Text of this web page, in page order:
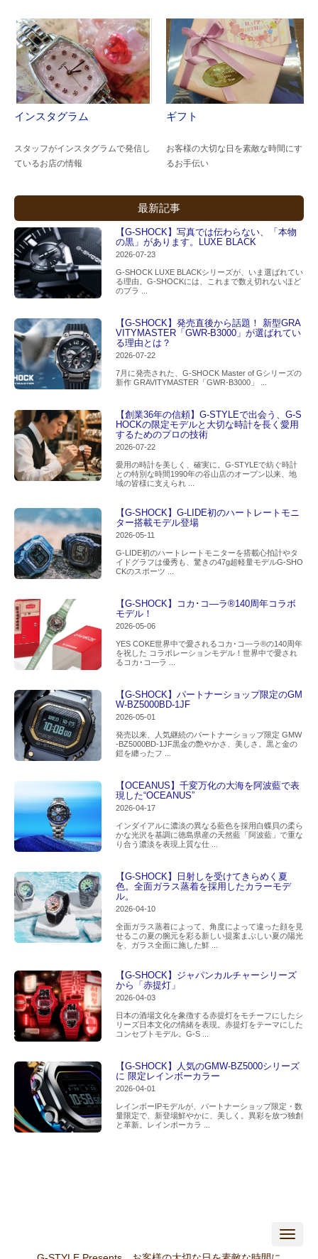
インスタグラム
スタッフがインスタグラムで発信し
ているお店の情報
ギフト
お客様の大切な日を素敵な時間にす
るお手伝い
最新記事
【G-SHOCK】写真では伝わらない、「本物
の黒」があります。LUXE BLACK
2026-07-23
G-SHOCK LUXE BLACKシリーズが、いま選ばれてい
る理由。G-SHOCKには、これまで数え切れないほど
のブラ ...
【G-SHOCK】発売直後から話題！ 新型GRA
VITYMASTER「GWR-B3000」が選ばれてい
る理由とは？
2026-07-22
7月に発売された、G-SHOCK Master of Gシリーズの
新作 GRAVITYMASTER「GWR-B3000」 ...
【創業36年の信頼】G-STYLEで出会う、G-S
HOCKの限定モデルと大切な時計を長く愛用
するためのプロの技術
2026-07-22
愛用の時計を美しく、確実に。G-STYLEで紡ぐ時計
との特別な時間1990年の谷山店のオープン以来、地
域の皆様に支えられ ...
【G-SHOCK】G-LIDE初のハートレートモニ
ター搭載モデル登場
2026-05-11
G-LIDE初のハートレートモニターを搭載心拍計やタ
イドグラフは優秀も、驚きの47g超軽量モデルG-SHO
CKのスポーツ ...
【G-SHOCK】コカ･コ―ラ®140周年コラボ
モデル！
2026-05-06
YES COKE世界中で愛されるコカ･コ―ラ®の140周年
を祝した コラボレーションモデル！世界中で愛され
るコカ･コ―ラ ...
【G-SHOCK】パートナーショップ限定のGM
W-BZ5000BD-1JF
2026-05-01
発売以来、人気継続のパートナーショップ限定 GMW
-BZ5000BD-1JF黒金の艶やかさ、美しさ。黒と金の
鎧を纏ったフ ...
【OCEANUS】千変万化の大海を阿波藍で表
現した“OCEANUS”
2026-04-17
インダイアルに濃淡の異なる藍色を採用白蝶貝の柔ら
かな光沢を基調に徳島県産の天然藍「阿波藍」で重な
り合う濃淡を表現上質な仕 ...
【G-SHOCK】日射しを受けてきらめく夏
色。全面ガラス蒸着を採用したカラーモデ
ル。
2026-04-10
全面ガラス蒸着によって、角度によって違った顔を見
せるこの夏の腕元を彩る新しい提案まぶしい夏の陽光
を、ガラス全面に施した鮮 ...
【G-SHOCK】ジャパンカルチャーシリーズ
から「赤提灯」
2026-04-03
日本の酒場文化を象徴する赤提灯をモチーフにしたシ
リーズ日本文化の情緒を表現。赤提灯をテーマにした
コンセプトモデル。G-S ...
【G-SHOCK】人気のGMW-BZ5000シリーズ
に 限定レインボーカラー
2026-04-01
レインボーIPモデルが、パートナーショップ限定・数
量限定で、新登場鮮やかに、美しく。異彩を放つ独創
と革新。レインボーカラ ...
N